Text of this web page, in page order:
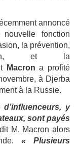
annoncé
fonction
la prévention,
et la
Macrona profité
à Djerba
à la Russie.
y
sont payés
M. Macron alors
« Plusieurs